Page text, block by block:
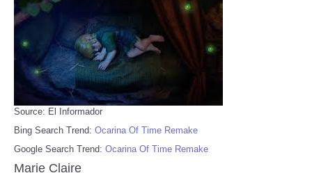
Source: El Informador
Bing Search Trend: Ocarina Of Time Remake
Google Search Trend: Ocarina Of Time Remake
Marie Claire